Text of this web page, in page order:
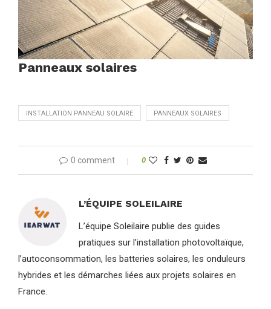
Panneaux solaires
INSTALLATION PANNEAU SOLAIRE PANNEAUX SOLAIRES
0 comment 0
L’ÉQUIPE SOLEILAIRE
L’équipe Soleilaire publie des guides
pratiques sur l’installation photovoltaïque,
l’autoconsommation, les batteries solaires, les onduleurs
hybrides et les démarches liées aux projets solaires en
France.